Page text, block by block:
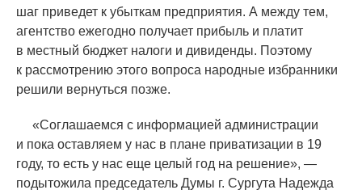
шаг приведет к убыткам предприятия. А между тем,
агентство ежегодно получает прибыль и платит
в местный бюджет налоги и дивиденды. Поэтому
к рассмотрению этого вопроса народные избранники
решили вернуться позже.
«Соглашаемся с информацией администрации
и пока оставляем у нас в плане приватизации в 19
году, то есть у нас еще целый год на решение», —
подытожила председатель Думы г. Сургута Надежда